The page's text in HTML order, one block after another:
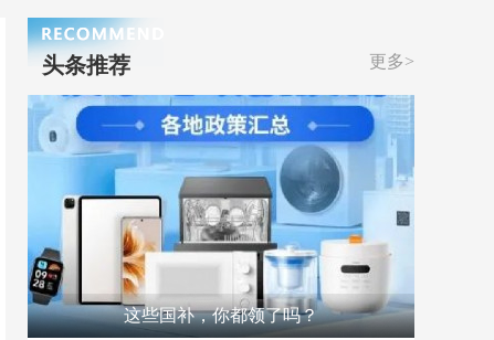
更多>
头条推荐
这些国补，你都领了吗？